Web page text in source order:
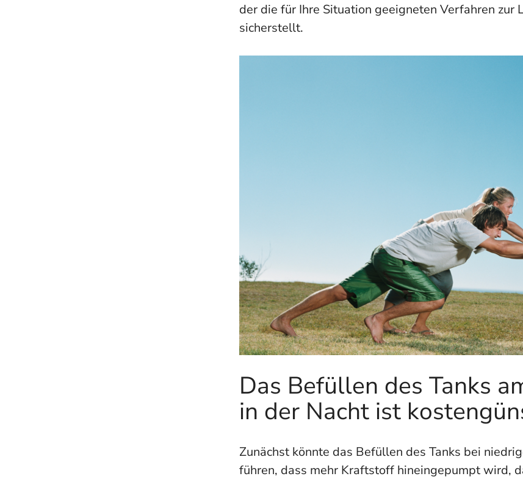
der die für Ihre Situation geeigneten Verfahren zur
sicherstellt.
Das Befüllen des Tanks
in der Nacht ist
Zunächst könnte das Befüllen des Tanks bei
führen, dass mehr Kraftstoff hineingepumpt wird,